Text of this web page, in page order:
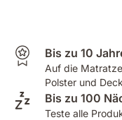
Bis zu 10
Auf die
Polster und
Bis zu 100
Teste alle